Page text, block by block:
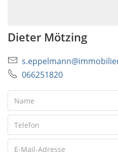
Dieter Mötzing
066251820